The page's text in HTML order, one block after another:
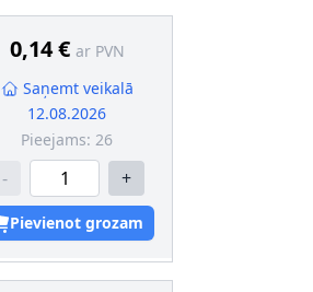
0,14 € ar PVN
Saņemt veikalā
12.08.2026
Pieejams: 26
- +
Pievienot grozam